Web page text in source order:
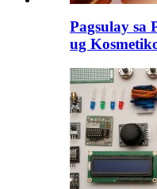
Pagsulay sa
ug